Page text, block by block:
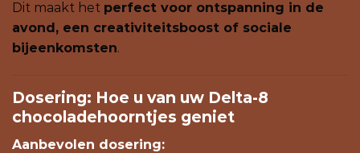
Dit maakt het perfect voor ontspanning in de
avond, een creativiteitsboost of sociale
bijeenkomsten.
Dosering: Hoe u van uw Delta-8
chocoladehoorntjes geniet
Aanbevolen dosering: